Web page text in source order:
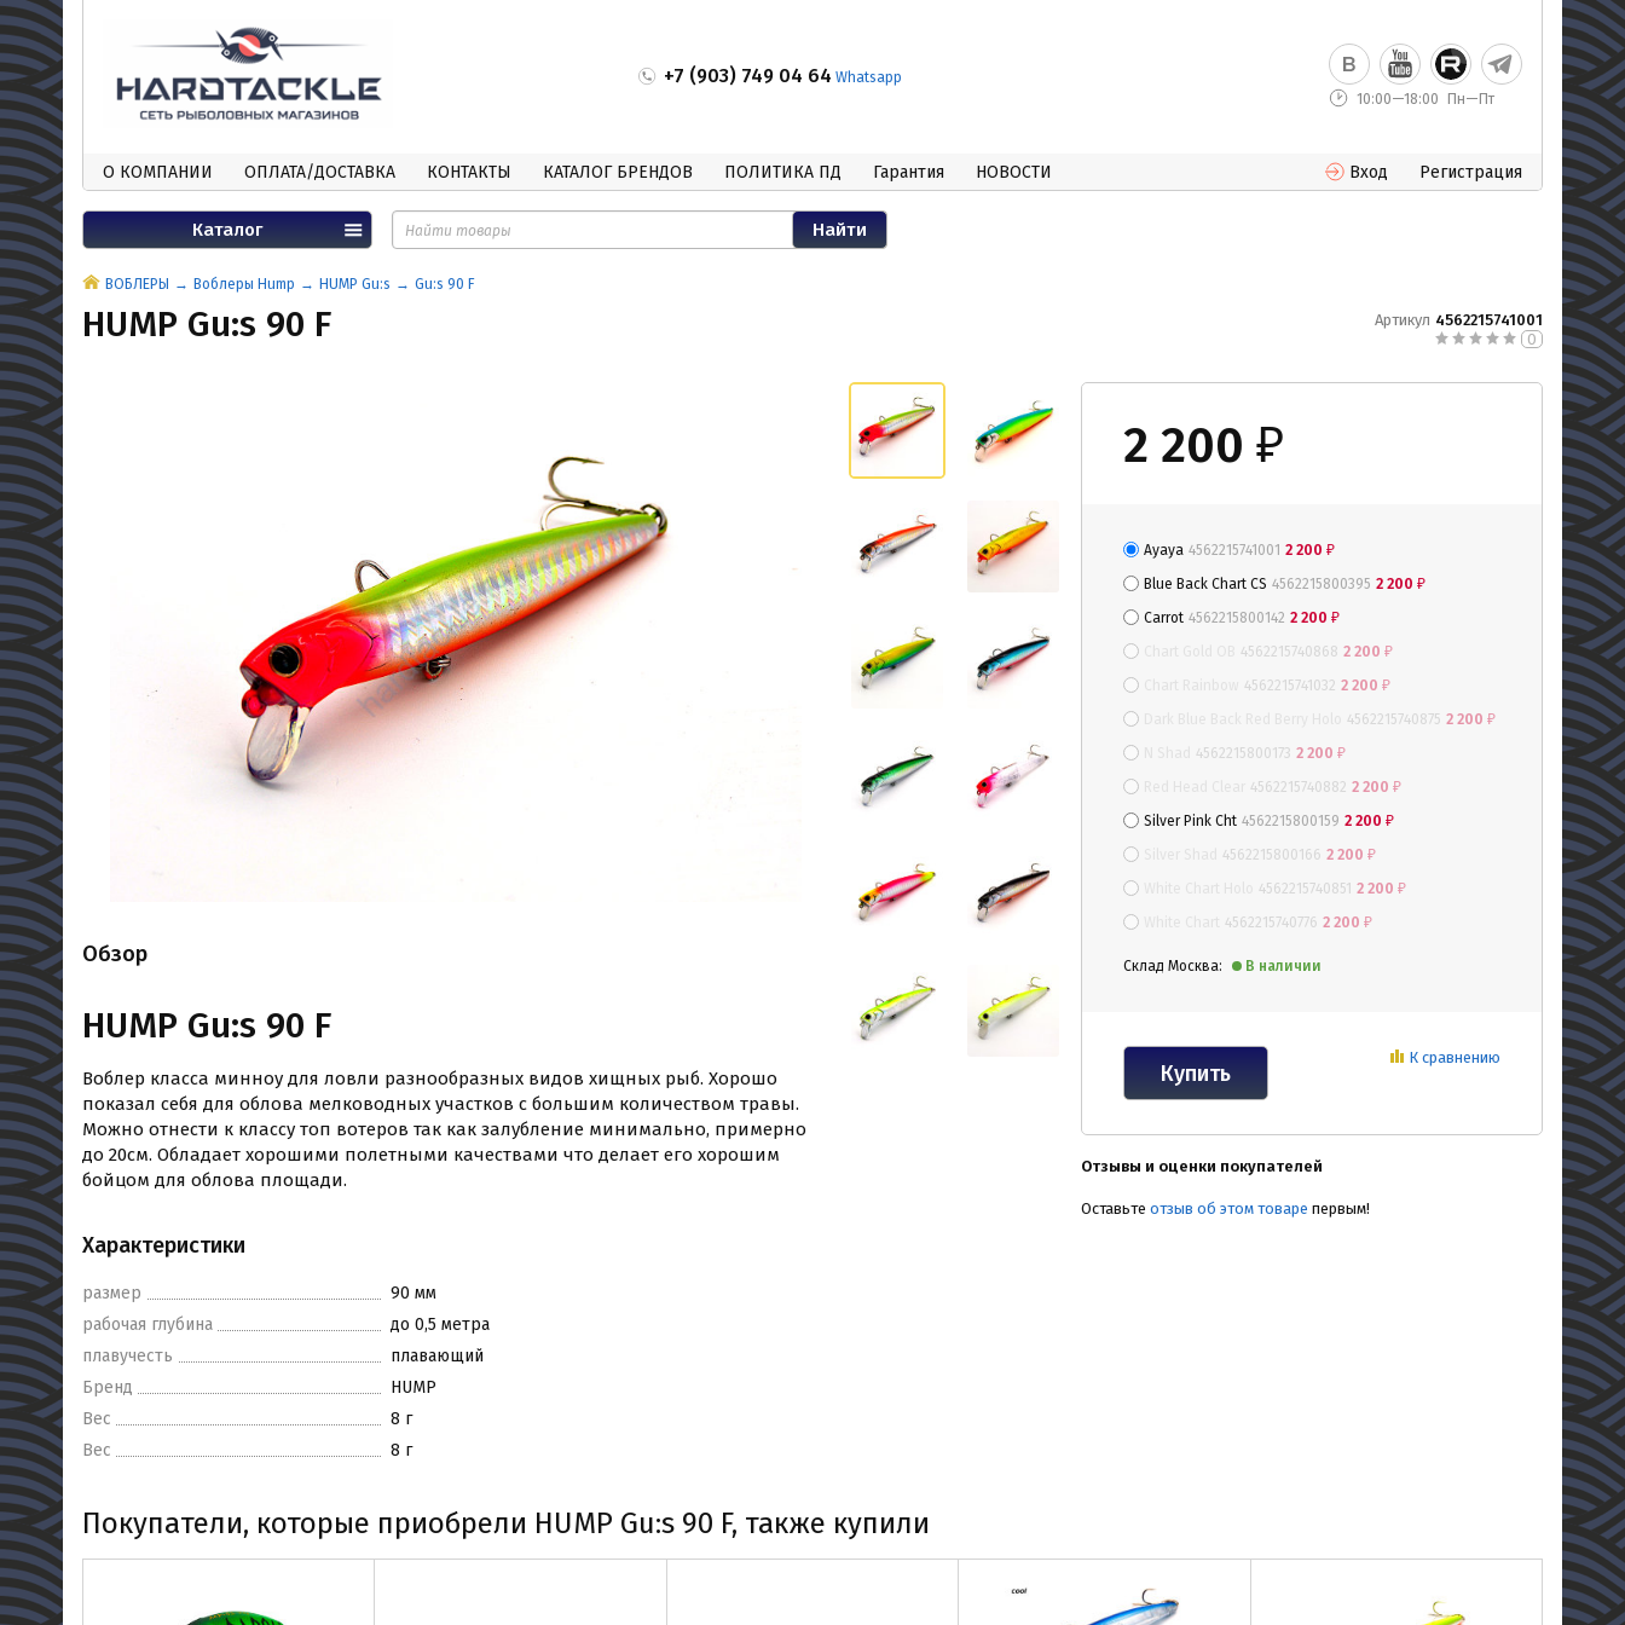
+7 (903) 749 04 64 Whatsapp
10:00—18:00
Пн—Пт
О КОМПАНИИ ОПЛАТА/ДОСТАВКА КОНТАКТЫ КАТАЛОГ БРЕНДОВ ПОЛИТИКА ПД Гарантия НОВОСТИ Вход Регистрация
Каталог
ВОБЛЕРЫ Воблеры Hump HUMP Gu:s Gu:s 90 F
HUMP Gu:s 90 F Артикул 4562215741001
0
Обзор
HUMP Gu:s 90 F
Воблер класса минноу для ловли разнообразных видов хищных рыб. Хорошо
показал себя для облова мелководных участков с большим количеством травы.
Можно отнести к классу топ вотеров так как залубление минимально, примерно
до 20см. Обладает хорошими полетными качествами что делает его хорошим
бойцом для облова площади.
Характеристики
размер
90 мм
рабочая глубина
до 0,5 метра
плавучесть
плавающий
Бренд
HUMP
Вес
8 г
Вес
8 г
2 200 ₽
Ayaya 4562215741001 2 200 ₽
Blue Back Chart CS 4562215800395 2 200 ₽
Carrot 4562215800142 2 200 ₽
4562215740868 2 200 ₽
4562215741032 2 200 ₽
4562215740875 2 200 ₽
4562215800173 2 200 ₽
4562215740882 2 200 ₽
Silver Pink Cht 4562215800159 2 200 ₽
4562215800166 2 200 ₽
4562215740851 2 200 ₽
4562215740776 2 200 ₽
Склад Москва: В наличии
К сравнению
Отзывы и оценки покупателей
Оставьте отзыв об этом товаре первым!
Покупатели, которые приобрели HUMP Gu:s 90 F, также купили